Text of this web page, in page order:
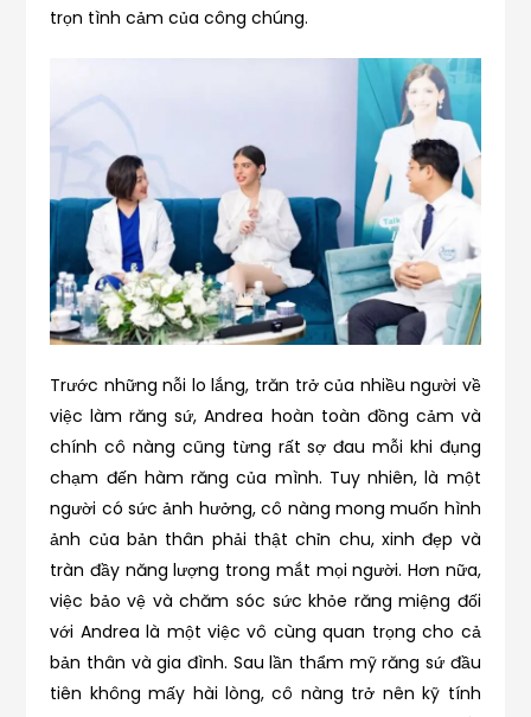
trọn tình cảm của công chúng.
Trước những nỗi lo lắng, trăn trở của nhiều người về
việc làm răng sứ, Andrea hoàn toàn đồng cảm và
chính cô nàng cũng từng rất sợ đau mỗi khi đụng
chạm đến hàm răng của mình. Tuy nhiên, là một
người có sức ảnh hưởng, cô nàng mong muốn hình
ảnh của bản thân phải thật chỉn chu, xinh đẹp và
tràn đầy năng lượng trong mắt mọi người. Hơn nữa,
việc bảo vệ và chăm sóc sức khỏe răng miệng đối
với Andrea là một việc vô cùng quan trọng cho cả
bản thân và gia đình. Sau lần thẩm mỹ răng sứ đầu
tiên không mấy hài lòng, cô nàng trở nên kỹ tính